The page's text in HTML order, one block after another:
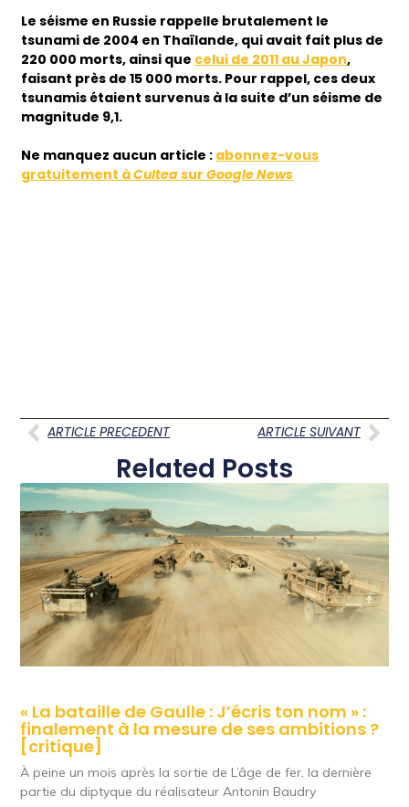
Le séisme en Russie rappelle brutalement le
tsunami de 2004 en Thaïlande, qui avait fait plus de
220 000 morts, ainsi que celui de 2011 au Japon,
faisant près de 15 000 morts. Pour rappel, ces deux
tsunamis étaient survenus à la suite d’un séisme de
magnitude 9,1.
Ne manquez aucun article : abonnez-vous
gratuitement àCulteasur Google News
ARTICLE PRECEDENT ARTICLE SUIVANT
Related Posts
« La bataille de Gaulle : J’écris ton nom » :
finalement à la mesure de ses ambitions ?
[critique]
À peine un mois après la sortie de L’âge de fer, la dernière
partie du diptyque du réalisateur Antonin Baudry